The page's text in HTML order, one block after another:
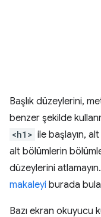
Başlık düzeylerini,
benzer şekilde
<h1> ile başlayın,
alt bölümlerin
düzeylerini
makaleyi burada
Bazı ekran okuyucu